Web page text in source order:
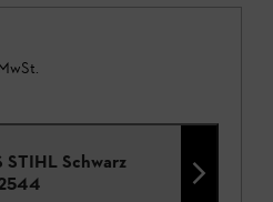
STIHL Schwarz